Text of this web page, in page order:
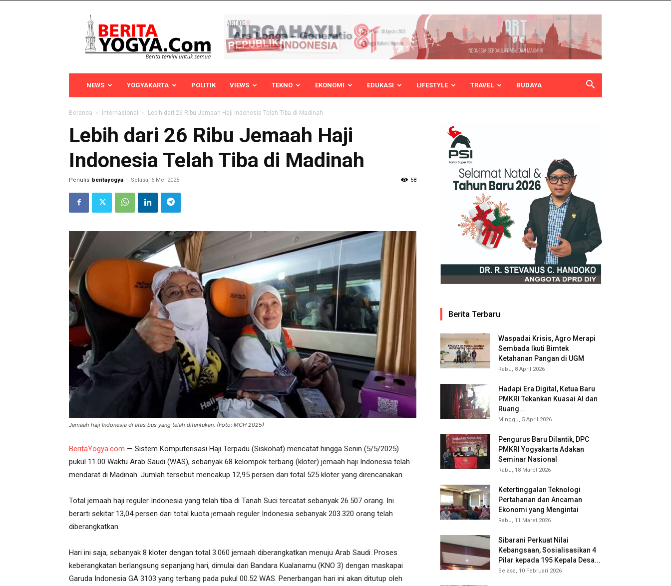
Yogya
NEWS YOGYAKARTA POLITIK VIEWS TEKNO EKONOMI EDUKASI LIFESTYLE TRAVEL BUDAYA
Beranda Internasional Lebih dari 26 Ribu Jemaah Haji Indonesia Telah Tiba di Madinah
Lebih dari 26 Ribu Jemaah Haji
Indonesia Telah Tiba di Madinah
Penulis beritayogya - Selasa, 6 Mei 2025 58
Jemaah haji Indonesia di atas bus yang telah ditentukan. (Foto: MCH 2025)
BeritaYogya.com — Sistem Komputerisasi Haji Terpadu (Siskohat) mencatat hingga Senin (5/5/2025)
pukul 11.00 Waktu Arab Saudi (WAS), sebanyak 68 kelompok terbang (kloter) jemaah haji Indonesia telah
mendarat di Madinah. Jumlah tersebut mencakup 12,95 persen dari total 525 kloter yang direncanakan.
Total jemaah haji reguler Indonesia yang telah tiba di Tanah Suci tercatat sebanyak 26.507 orang. Ini
berarti sekitar 13,04 persen dari total kuota jemaah reguler Indonesia sebanyak 203.320 orang telah
diberangkatkan.
Hari ini saja, sebanyak 8 kloter dengan total 3.060 jemaah diberangkatkan menuju Arab Saudi. Proses
keberangkatan berlangsung sepanjang hari, dimulai dari Bandara Kualanamu (KNO 3) dengan maskapai
Garuda Indonesia GA 3103 yang terbang pada pukul 00.52 WAS. Penerbangan hari ini akan ditutup oleh
Berita Terbaru
Waspadai Krisis, Agro Merapi
Sembada Ikuti Bimtek
Ketahanan Pangan di UGM
Rabu, 8 April 2026
Hadapi Era Digital, Ketua Baru
PMKRI Tekankan Kuasai AI dan
Ruang...
Minggu, 5 April 2026
Pengurus Baru Dilantik, DPC
PMKRI Yogyakarta Adakan
Seminar Nasional
Rabu, 18 Maret 2026
Ketertinggalan Teknologi
Pertahanan dan Ancaman
Ekonomi yang Mengintai
Rabu, 11 Maret 2026
Sibarani Perkuat Nilai
Kebangsaan, Sosialisasikan 4
Pilar kepada 195 Kepala Desa...
Selasa, 10 Februari 2026